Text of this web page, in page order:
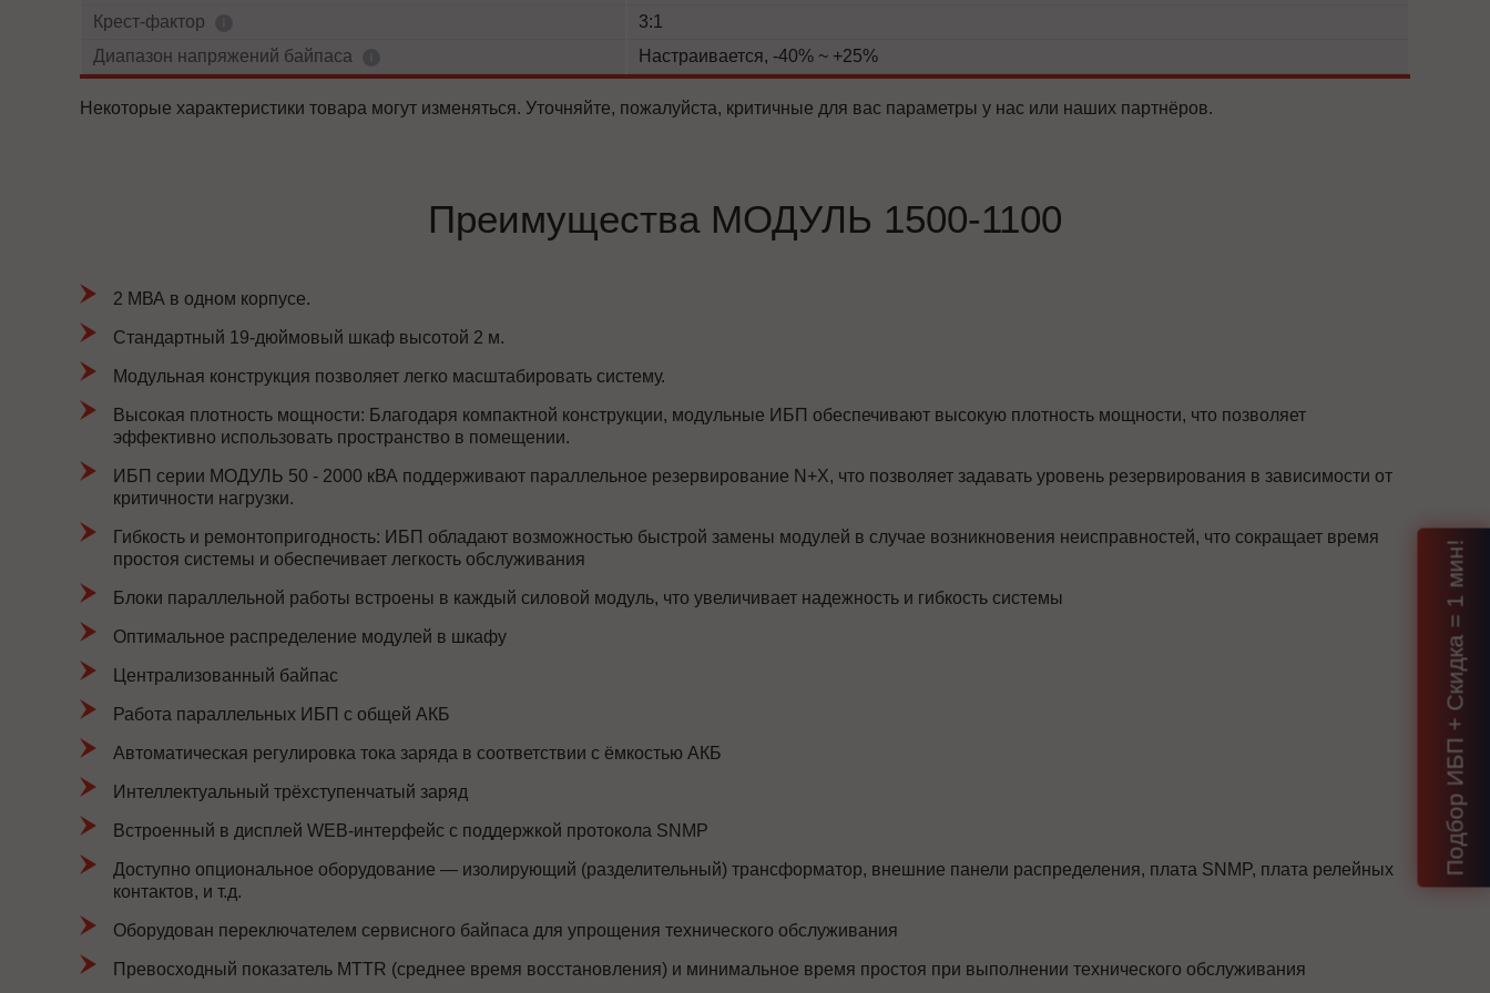
Крест-фактор
3:1
Диапазон напряжений байпаса
Настраивается, -40% ~ +25%
Некоторые характеристики товара могут изменяться. Уточняйте, пожалуйста, критичные для вас параметры у нас или наших партнёров.
Преимущества МОДУЛЬ 1500-1100
2 МВА в одном корпусе.
Стандартный 19-дюймовый шкаф высотой 2 м.
Модульная конструкция позволяет легко масштабировать систему.
Высокая плотность мощности: Благодаря компактной конструкции, модульные ИБП обеспечивают высокую плотность мощности, что позволяет
эффективно использовать пространство в помещении.
ИБП серии МОДУЛЬ 50 - 2000 кВА поддерживают параллельное резервирование N+X, что позволяет задавать уровень резервирования в зависимости от
критичности нагрузки.
Гибкость и ремонтопригодность: ИБП обладают возможностью быстрой замены модулей в случае возникновения неисправностей, что сокращает время
простоя системы и обеспечивает легкость обслуживания
Блоки параллельной работы встроены в каждый силовой модуль, что увеличивает надежность и гибкость системы
Оптимальное распределение модулей в шкафу
Централизованный байпас
Работа параллельных ИБП с общей АКБ
Автоматическая регулировка тока заряда в соответствии с ёмкостью АКБ
Интеллектуальный трёхступенчатый заряд
Встроенный в дисплей WEB-интерфейс с поддержкой протокола SNMP
Доступно опциональное оборудование — изолирующий (разделительный) трансформатор, внешние панели распределения, плата SNMP, плата релейных
контактов, и т.д.
Оборудован переключателем сервисного байпаса для упрощения технического обслуживания
Превосходный показатель MTTR (среднее время восстановления) и минимальное время простоя при выполнении технического обслуживания
Подбор ИБП + Скидка = 1 мин!